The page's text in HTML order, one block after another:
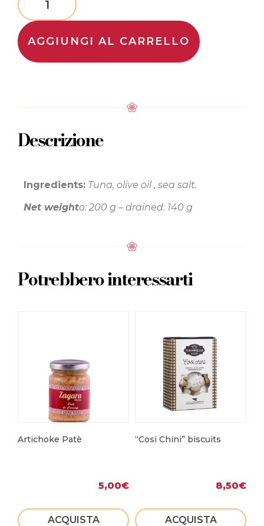
AGGIUNGI AL CARRELLO
Descrizione
Ingredients: Tuna, olive oil , sea salt.
Net weighto: 200 g – drained. 140 g
Potrebbero interessarti
Artichoke Patè
5,00€
ACQUISTA
“Cosi Chini” biscuits
8,50€
ACQUISTA